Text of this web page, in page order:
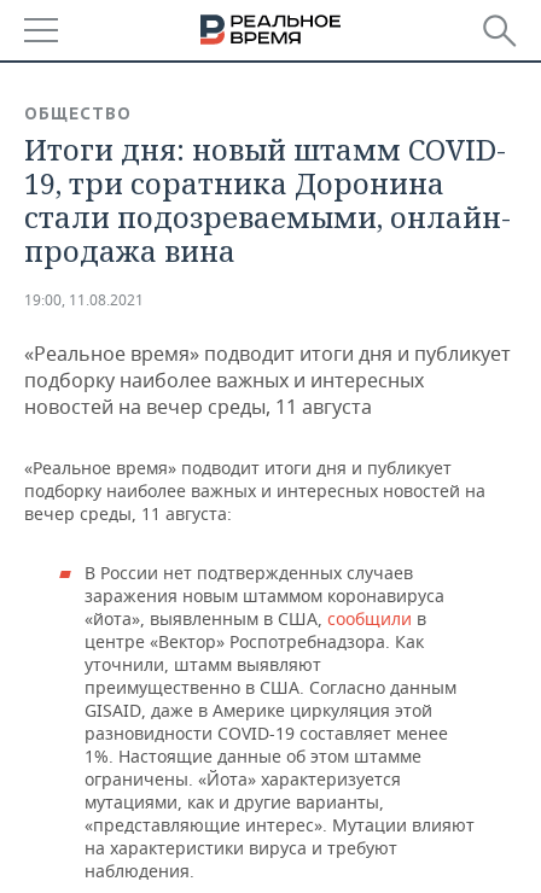
БАШКОРТОСТАН
ТАТАРСТАН
УДМУРТИЯ
НОВОСТИ
АНАЛИТИКА
НОВОСТИ АНАЛИТИКИ
ДЕКЛАРАЦИИ О ДОХОДАХ
КОРОЛИ ГОСЗАКАЗА ПФО
ВУЗЫ ТАТАРСТАНА
КОМУ ПРИНАДЛЕЖАТ
ТОРГОВЫЕ ЦЕНТРЫ
ТАТАРСТАНА
ЭКОНОМИКА
НОВОСТИ ЭКОНОМИКИ
ФИНАНСЫ
БАНКИ
БЮДЖЕТ
ИНВЕСТИЦИИ
ПРОМЫШЛЕННОСТЬ
НОВОСТИ
ПРОМЫШЛЕННОСТИ
МАШИНОСТРОЕНИЕ
НЕФТЬ
ЭНЕРГЕТИКА
НЕДВИЖИМОСТЬ
НОВОСТИ НЕДВИЖИМОСТИ
АВТО
НОВОСТИ АВТО
БИЗНЕС
НОВОСТИ БИЗНЕСА
РОЗНИЧНАЯ ТОРГОВЛЯ
ТРАНСПОРТ
УСЛУГИ
ТЕХНОЛОГИИ
НОВОСТИ ТЕХНОЛОГИЙ
МЕДИА
ТЕЛЕКОММУНИКАЦИИ
МЕРОПРИЯТИЯ
НОВОСТИ МЕРОПРИЯТИЙ
ВЫЕЗДНАЯ РЕДАКЦИЯ
БИЗНЕС-БРАНЧИ
ONLINE-КОНФЕРЕНЦИИ
ОТКРЫТАЯ ЛЕКЦИЯ
СПОРТ
НОВОСТИ СПОРТА
ФУТБОЛ
ХОККЕЙ
БАСКЕТБОЛ
ОБЩЕСТВО
НОВОСТИ ОБЩЕСТВА
ВЛАСТЬ
ИНФРАСТРУКТУРА
ФОТОГАЛЕРЕЯ
СЮЖЕТЫ
СПРАВОЧНИК
ОБЩЕСТВО
Итоги дня: новый штамм COVID-
19, три соратника Доронина
стали подозреваемыми, онлайн-
продажа вина
19:00, 11.08.2021
«Реальное время» подводит итоги дня и публикует
подборку наиболее важных и интересных
новостей на вечер среды, 11 августа
«Реальное время» подводит итоги дня и публикует
подборку наиболее важных и интересных новостей на
вечер среды, 11 августа:
В России нет подтвержденных случаев
заражения новым штаммом коронавируса
«йота», выявленным в США, сообщили в
центре «Вектор» Роспотребнадзора. Как
уточнили, штамм выявляют
преимущественно в США. Согласно данным
GISAID, даже в Америке циркуляция этой
разновидности COVID-19 составляет менее
1%. Настоящие данные об этом штамме
ограничены. «Йота» характеризуется
мутациями, как и другие варианты,
«представляющие интерес». Мутации влияют
на характеристики вируса и требуют
наблюдения.